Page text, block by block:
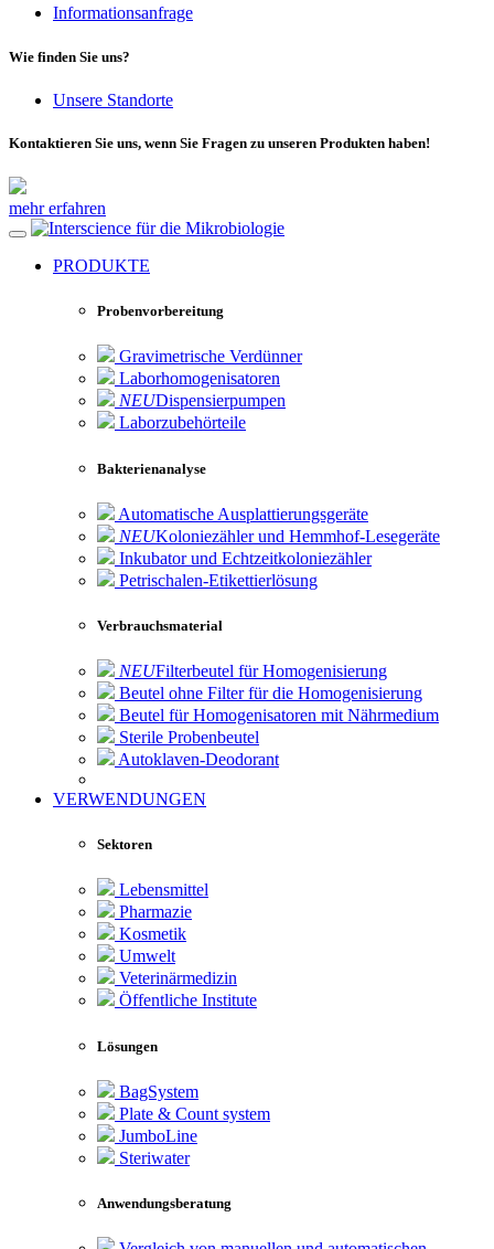
Informationsanfrage
Wie finden Sie uns?
Unsere Standorte
Kontaktieren Sie uns, wenn Sie Fragen zu unseren Produkten haben!
mehr erfahren
für die Mikrobiologie
PRODUKTE
Probenvorbereitung
Gravimetrische Verdünner
Laborhomogenisatoren
NEUDispensierpumpen
Laborzubehörteile
Bakterienanalyse
Automatische Ausplattierungsgeräte
NEUKoloniezähler und Hemmhof-Lesegeräte
Inkubator und Echtzeitkoloniezähler
Petrischalen-Etikettierlösung
Verbrauchsmaterial
NEUFilterbeutel für Homogenisierung
Beutel ohne Filter für die Homogenisierung
Beutel für Homogenisatoren mit Nährmedium
Sterile Probenbeutel
Autoklaven-Deodorant
VERWENDUNGEN
Sektoren
Lebensmittel
Pharmazie
Kosmetik
Umwelt
Veterinärmedizin
Öffentliche Institute
Lösungen
BagSystem
Plate & Count system
JumboLine
Steriwater
Anwendungsberatung